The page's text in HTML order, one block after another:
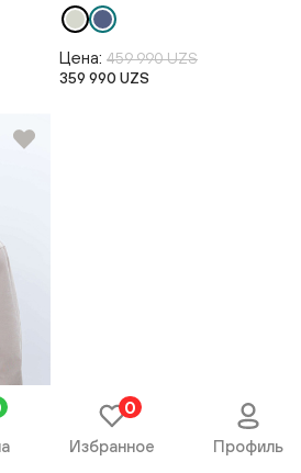
Цена: 459 990 UZS
359 990 UZS
Избранное
0
Профиль